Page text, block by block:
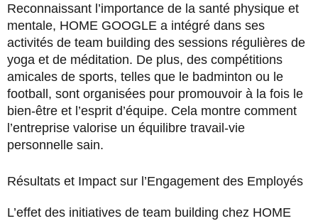
Reconnaissant l’importance de la santé physique et
mentale, HOME GOOGLE a intégré dans ses
activités de team building des sessions régulières de
yoga et de méditation. De plus, des compétitions
amicales de sports, telles que le badminton ou le
football, sont organisées pour promouvoir à la fois le
bien-être et l’esprit d’équipe. Cela montre comment
l’entreprise valorise un équilibre travail-vie
personnelle sain.
Résultats et Impact sur l’Engagement des Employés
L’effet des initiatives de team building chez HOME